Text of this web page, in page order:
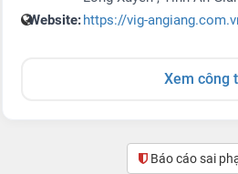
Website:https://vig-
Xem công
Báo cáo sai